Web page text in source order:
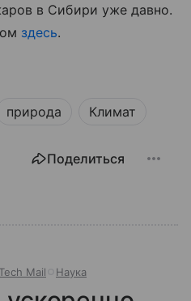
в Сибири уже давно.
здесь.
природа Климат
Поделиться
Mail Наука